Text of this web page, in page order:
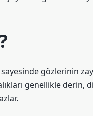
gözlerinin
genellikle derin,